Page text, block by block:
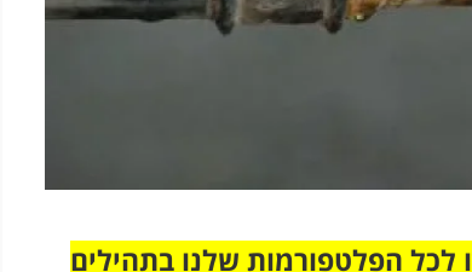
לכל הפלטפורמות שלנו בתהילים